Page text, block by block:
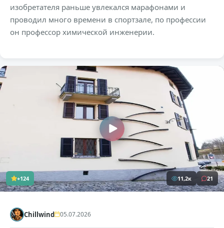
изобретателя раньше увлекался марафонами и
проводил много времени в спортзале, по профессии
он профессор химической инженерии.
+124 11,2к 21
Chillwind 05.07.2026